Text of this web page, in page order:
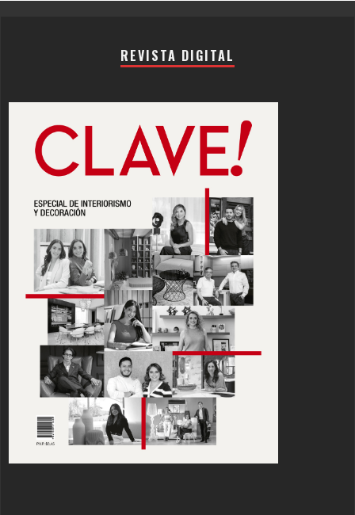
REVISTA DIGITAL